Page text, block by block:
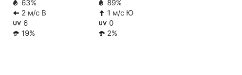
63%
2 м/с В
6
19%
89%
1 м/с Ю
0
2%